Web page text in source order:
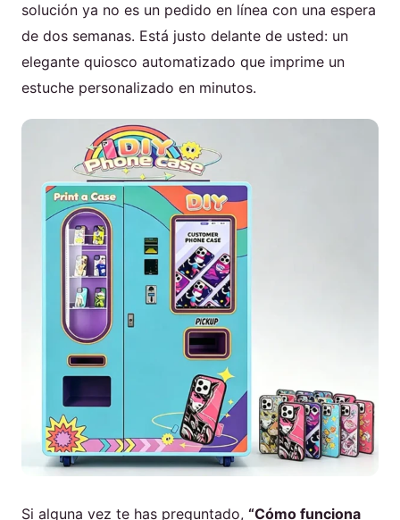
Russian
Arabic
solución ya no es un pedido en línea con una espera
de dos semanas. Está justo delante de usted: un
elegante quiosco automatizado que imprime un
estuche personalizado en minutos.
Si alguna vez te has preguntado, “Cómo funciona